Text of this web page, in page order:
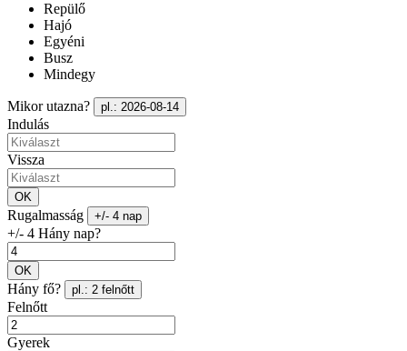
Repülő
Hajó
Egyéni
Busz
Mindegy
Mikor utazna? pl.: 2026-08-14
Indulás
Vissza
OK
Rugalmasság +/- 4 nap
+/- 4 Hány nap?
OK
Hány fő? pl.: 2 felnőtt
Felnőtt
Gyerek